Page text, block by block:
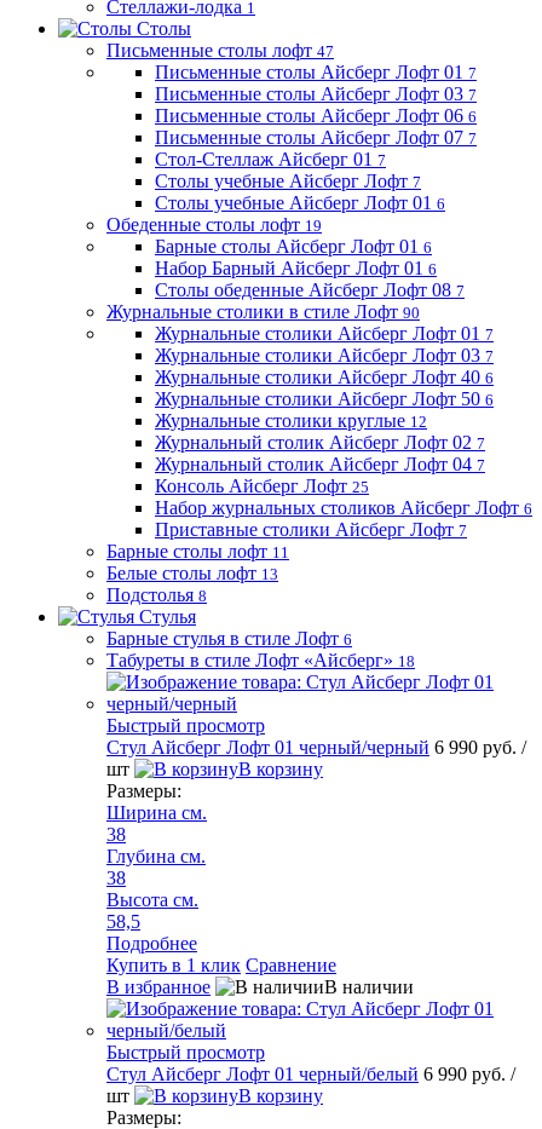
Стеллажи-лодка 1
Столы
Письменные столы лофт 47
Письменные столы Айсберг Лофт 01 7
Письменные столы Айсберг Лофт 03 7
Письменные столы Айсберг Лофт 06 6
Письменные столы Айсберг Лофт 07 7
Стол-Стеллаж Айсберг 01 7
Столы учебные Айсберг Лофт 7
Столы учебные Айсберг Лофт 01 6
Обеденные столы лофт 19
Барные столы Айсберг Лофт 01 6
Набор Барный Айсберг Лофт 01 6
Столы обеденные Айсберг Лофт 08 7
Журнальные столики в стиле Лофт 90
Журнальные столики Айсберг Лофт 01 7
Журнальные столики Айсберг Лофт 03 7
Журнальные столики Айсберг Лофт 40 6
Журнальные столики Айсберг Лофт 50 6
Журнальные столики круглые 12
Журнальный столик Айсберг Лофт 02 7
Журнальный столик Айсберг Лофт 04 7
Консоль Айсберг Лофт 25
Набор журнальных столиков Айсберг Лофт 6
Приставные столики Айсберг Лофт 7
Барные столы лофт 11
Белые столы лофт 13
Подстолья 8
Стулья
Барные стулья в стиле Лофт 6
Табуреты в стиле Лофт «Айсберг» 18
Быстрый просмотр
Стул Айсберг Лофт 01 черный/черный 6 990 руб. /
шт
В корзину
Размеры:
Ширина см.
38
Глубина см.
38
Высота см.
58,5
Подробнее
Купить в 1 клик Сравнение
В избранное
В наличии
Быстрый просмотр
Стул Айсберг Лофт 01 черный/белый 6 990 руб. /
шт
В корзину
Размеры: